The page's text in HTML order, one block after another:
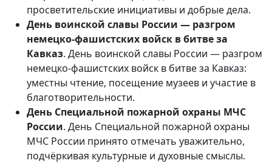
просветительские инициативы и добрые дела.
День воинской славы России — разгром
немецко-фашистских войск в битве за
Кавказ. День воинской славы России — разгром
немецко-фашистских войск в битве за Кавказ:
уместны чтение, посещение музеев и участие в
благотворительности.
День Специальной пожарной охраны МЧС
России. День Специальной пожарной охраны
МЧС России принято отмечать уважительно,
подчёркивая культурные и духовные смыслы.